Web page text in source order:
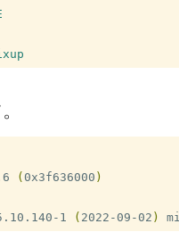
( 0x3f636000 )
1 ( 2022-09-02 )